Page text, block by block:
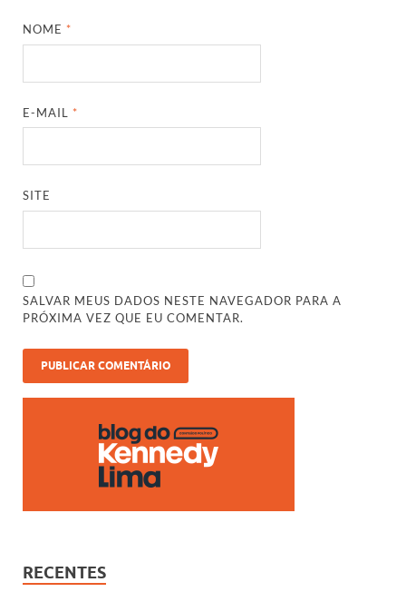
NOME*
E-MAIL*
SITE
SALVAR MEUS DADOS NESTE NAVEGADOR PARA A
PRÓXIMA VEZ QUE EU COMENTAR.
RECENTES